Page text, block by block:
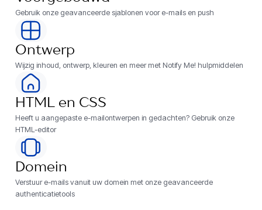
Gebruik onze geavanceerde sjablonen voor e-mails en push
Ontwerp
Wijzig inhoud, ontwerp, kleuren en meer met Notify Me! hulpmiddelen
HTML en CSS
Heeft u aangepaste e-mailontwerpen in gedachten? Gebruik onze
HTML-editor
Domein
Verstuur e-mails vanuit uw domein met onze geavanceerde
authenticatietools